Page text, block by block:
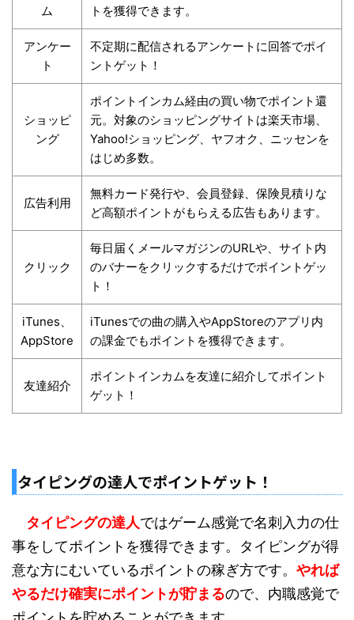
ム トを獲得できます。
アンケー
ト
不定期に配信されるアンケートに回答でポイ
ントゲット！
ショッピ
ング
ポイントインカム経由の買い物でポイント還
元。対象のショッピングサイトは楽天市場、
Yahoo!ショッピング、ヤフオク、ニッセンを
はじめ多数。
広告利用
無料カード発行や、会員登録、保険見積りな
ど高額ポイントがもらえる広告もあります。
クリック
毎日届くメールマガジンのURLや、サイト内
のバナーをクリックするだけでポイントゲッ
ト！
iTunes、
AppStore
iTunesでの曲の購入やAppStoreのアプリ内
の課金でもポイントを獲得できます。
友達紹介
ポイントインカムを友達に紹介してポイント
ゲット！
タイピングの達人でポイントゲット！
タイピングの達人ではゲーム感覚で名刺入力の仕
事をしてポイントを獲得できます。タイピングが得
意な方にむいているポイントの稼ぎ方です。 やれば
やるだけ確実にポイントが貯まるので、内職感覚で